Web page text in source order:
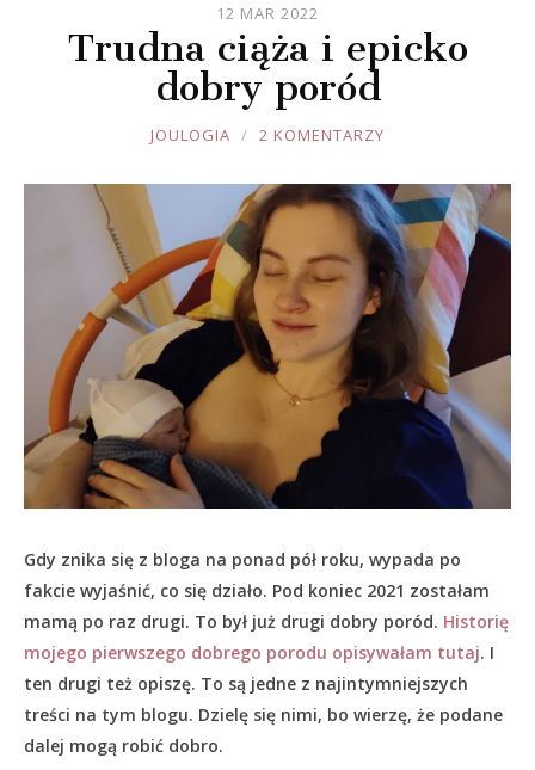
12 MAR 2022
Trudna ciąża i epicko
dobry poród
JOULE
JOULOGIA 2 KOMENTARZY
Gdy znika się z bloga na ponad pół roku, wypada po
fakcie wyjaśnić, co się działo. Pod koniec 2021 zostałam
mamą po raz drugi. To był już drugi dobry poród. Historię
mojego pierwszego dobrego porodu opisywałam tutaj. I
ten drugi też opiszę. To są jedne z najintymniejszych
treści na tym blogu. Dzielę się nimi, bo wierzę, że podane
dalej mogą robić dobro.